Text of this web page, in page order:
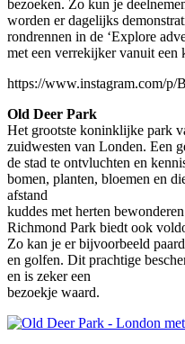
bezoeken. Zo kun je
worden er dagelijks
rondrennen in de ‘Explore
met een verrekijker vanuit een
https://www.instagram.com/p/
Old Deer Park
Het grootste koninklijke park
zuidwesten van Londen. Een
de stad te ontvluchten en
bomen, planten, bloemen en
afstand
kuddes met herten
Richmond Park biedt ook
Zo kan je er bijvoorbeeld
en golfen. Dit prachtige
en is zeker een
bezoekje waard.